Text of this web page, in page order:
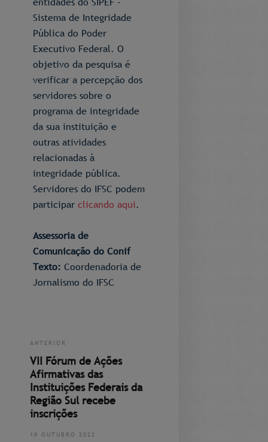
Sistema de Integridade
Pública do Poder
Executivo Federal. O
objetivo da pesquisa é
verificar a percepção dos
servidores sobre o
programa de integridade
da sua instituição e
outras atividades
relacionadas à
integridade pública.
Servidores do IFSC podem
participar clicando aqui.
Assessoria de
Comunicação do Conif
Texto: Coordenadoria de
Jornalismo do IFSC
ANTERIOR
VII Fórum de Ações
Afirmativas das
Instituições Federais da
Região Sul recebe
inscrições
18 OUTUBRO 2022